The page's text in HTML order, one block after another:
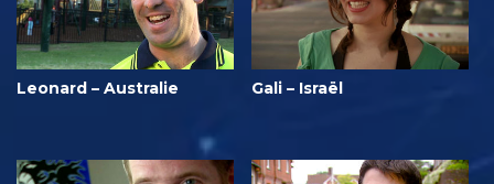
Leonard – Australie Gali – Israël